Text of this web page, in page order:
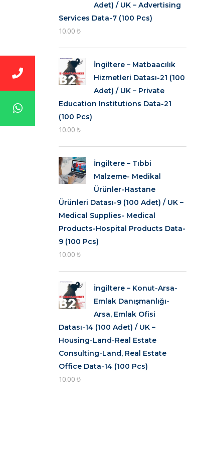
Adet) / UK – Advertising
Services Data-7 (100 Pcs)
10.00 ₺
İngiltere – Matbaacılık
Hizmetleri Datası-21 (100
Adet) / UK – Private
Education Institutions Data-21
(100 Pcs)
10.00 ₺
İngiltere – Tıbbi
Malzeme- Medikal
Ürünler-Hastane
Ürünleri Datası-9 (100 Adet) / UK –
Medical Supplies- Medical
Products-Hospital Products Data-
9 (100 Pcs)
10.00 ₺
İngiltere – Konut-Arsa-
Emlak Danışmanlığı-
Arsa, Emlak Ofisi
Datası-14 (100 Adet) / UK –
Housing-Land-Real Estate
Consulting-Land, Real Estate
Office Data-14 (100 Pcs)
10.00 ₺